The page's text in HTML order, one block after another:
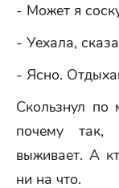
- Может я
- Уехала,
- Ясно.
Скользнул
почему так,
выживает. А
ни на что.